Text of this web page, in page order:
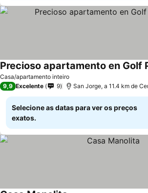
Casa/apartamento inteiro
Precioso apartamento en Golf
9,9 Excelente 9 San Jorge, a 11.4 km de
Selecione as datas para ver os preços
exatos.